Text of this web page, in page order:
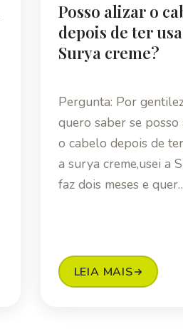
Posso alizar o
depois de ter
Surya creme?
Pergunta: Por
quero saber se posso
o cabelo depois de
a surya creme,usei a
faz dois meses e
LEIA MAIS